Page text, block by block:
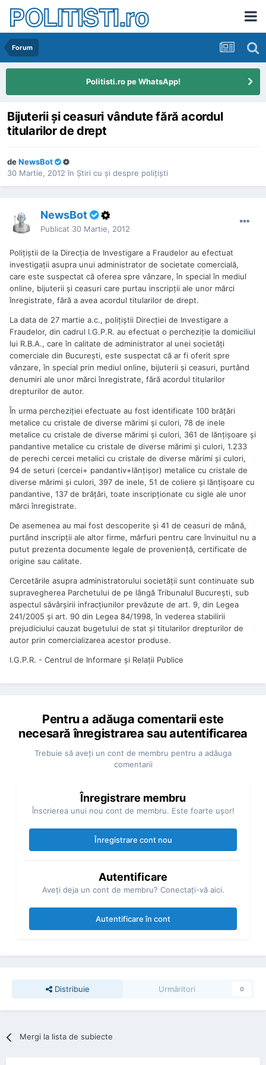
POLITISTI.ro
Forum
Politisti.ro pe WhatsApp!
Bijuterii și ceasuri vândute fără acordul
titularilor de drept
deNewsBot
30 Martie, 2012 în Ştiri cu şi despre poliţişti
NewsBot
Publicat 30 Martie, 2012
Poliţiştii de la Direcţia de Investigare a Fraudelor au efectuat
investigaţii asupra unui administrator de societate comercială,
care este suspectat că oferea spre vânzare, în special în mediul
online, bijuterii şi ceasuri care purtau inscripţii ale unor mărci
înregistrate, fără a avea acordul titularilor de drept.
La data de 27 martie a.c., poliţiştii Direcţiei de Investigare a
Fraudelor, din cadrul I.G.P.R. au efectuat o percheziţie la domiciliul
lui R.B.A., care în calitate de administrator al unei societăţi
comerciale din Bucureşti, este suspectat că ar fi oferit spre
vânzare, în special prin mediul online, bijuterii şi ceasuri, purtând
denumiri ale unor mărci înregistrate, fără acordul titularilor
drepturilor de autor.
În urma percheziţiei efectuate au fost identificate 100 brăţări
metalice cu cristale de diverse mărimi şi culori, 78 de inele
metalice cu cristale de diverse mărimi şi culori, 361 de lănţişoare şi
pandantive metalice cu cristale de diverse mărimi şi culori, 1.233
de perechi cercei metalici cu cristale de diverse mărimi şi culori,
94 de seturi (cercei+ pandantiv+lănţişor) metalice cu cristale de
diverse mărimi şi culori, 397 de inele, 51 de coliere şi lănţişoare cu
pandantive, 137 de brăţări, toate inscripţionate cu sigle ale unor
mărci înregistrate.
De asemenea au mai fost descoperite şi 41 de ceasuri de mână,
purtând inscripţii ale altor firme, mărfuri pentru care învinuitul nu a
putut prezenta documente legale de provenienţă, certificate de
origine sau calitate.
Cercetările asupra administratorului societăţii sunt continuate sub
supravegherea Parchetului de pe lângă Tribunalul Bucureşti, sub
aspectul săvârşirii infracţiunilor prevăzute de art. 9, din Legea
241/2005 şi art. 90 din Legea 84/1998, în vederea stabilirii
prejudiciului cauzat bugetului de stat şi titularilor drepturilor de
autor prin comercializarea acestor produse.
I.G.P.R. - Centrul de Informare și Relații Publice
Pentru a adăuga comentarii este
necesară înregistrarea sau autentificarea
Trebuie să aveţi un cont de membru pentru a adăuga
comentarii
Înregistrare membru
Înscrierea unui nou cont de membru. Este foarte uşor!
Înregistrare cont nou
Autentificare
Aveţi deja un cont de membru? Conectaţi-vă aici.
Autentificare în cont
Distribuie Urmăritori 0
Mergi la lista de subiecte